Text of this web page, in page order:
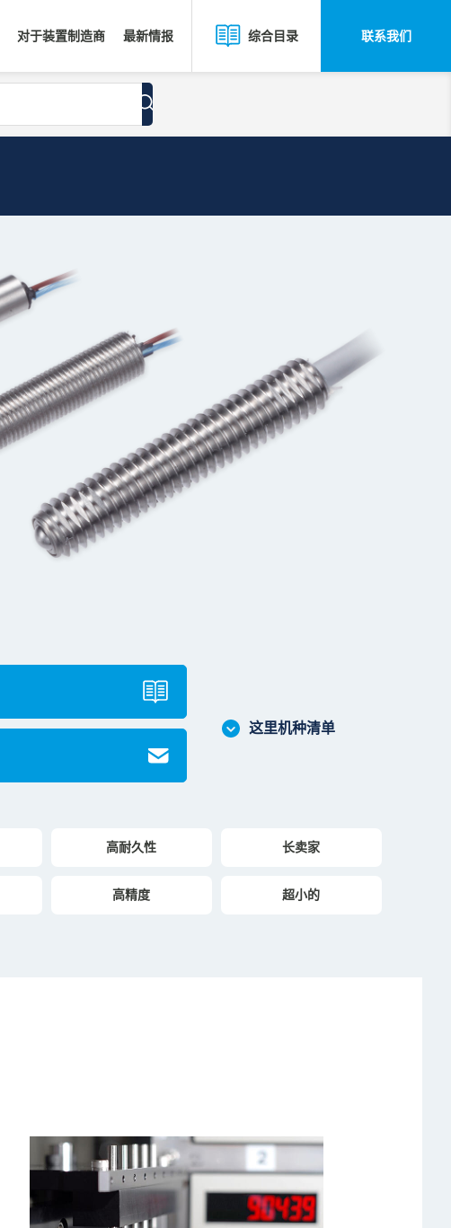
对于装置制造商 最新情报 综合目录 联系我们
这里机种清单
高耐久性 长卖家
高精度 超小的